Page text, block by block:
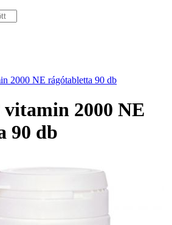
2000 NE rágótabletta 90 db
2000 NE
90 db